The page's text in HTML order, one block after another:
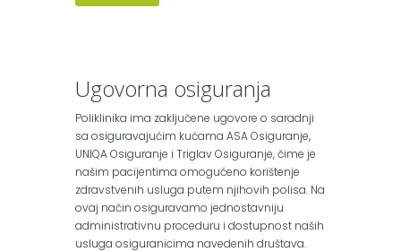
Ugovorna osiguranja
Poliklinika ima zaključene ugovore o saradnji
sa osiguravajućim kućama ASA Osiguranje,
UNIQA Osiguranje i Triglav Osiguranje, čime je
našim pacijentima omogućeno korištenje
zdravstvenih usluga putem njihovih polisa. Na
ovaj način osiguravamo jednostavniju
administrativnu proceduru i dostupnost naših
usluga osiguranicima navedenih društava.